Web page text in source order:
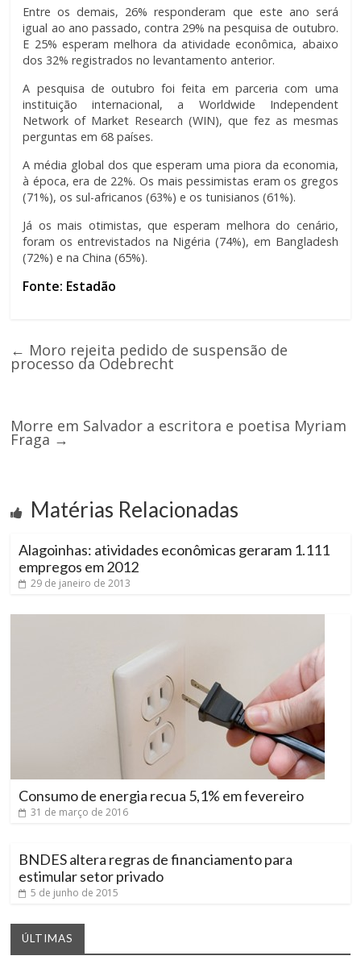
Entre os demais, 26% responderam que este ano será
igual ao ano passado, contra 29% na pesquisa de outubro.
E 25% esperam melhora da atividade econômica, abaixo
dos 32% registrados no levantamento anterior.
A pesquisa de outubro foi feita em parceria com uma
instituição internacional, a Worldwide Independent
Network of Market Research (WIN), que fez as mesmas
perguntas em 68 países.
A média global dos que esperam uma piora da economia,
à época, era de 22%. Os mais pessimistas eram os gregos
(71%), os sul-africanos (63%) e os tunisianos (61%).
Já os mais otimistas, que esperam melhora do cenário,
foram os entrevistados na Nigéria (74%), em Bangladesh
(72%) e na China (65%).
Fonte: Estadão
← Moro rejeita pedido de suspensão de
processo da Odebrecht
Morre em Salvador a escritora e poetisa Myriam
Fraga →
Matérias Relacionadas
Alagoinhas: atividades econômicas geraram 1.111
empregos em 2012
29 de janeiro de 2013
Consumo de energia recua 5,1% em fevereiro
31 de março de 2016
BNDES altera regras de financiamento para
estimular setor privado
5 de junho de 2015
ÚLTIMAS